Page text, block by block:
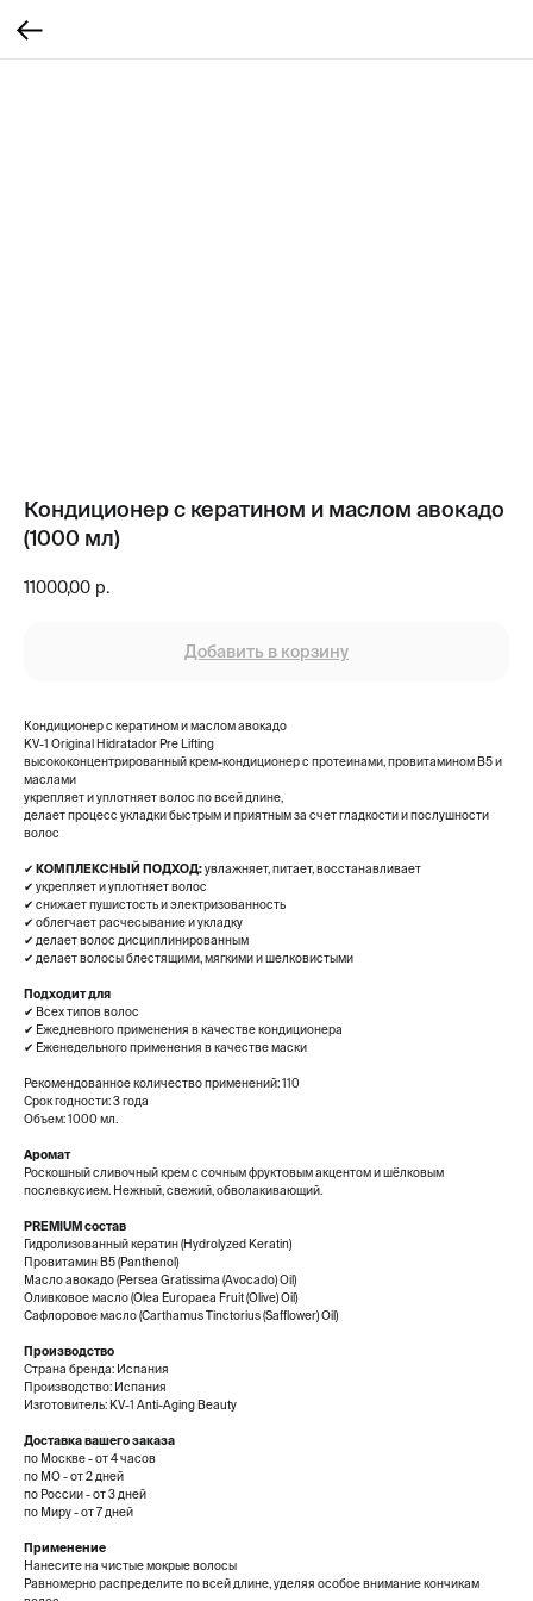
Кондиционер с кератином и маслом авокадо
(1000 мл)
11000,00 р.
Добавить в корзину
Кондиционер с кератином и маслом авокадо
KV-1 Original Hidratador Pre Lifting
высококонцентрированный крем-кондиционер с протеинами, провитамином B5 и
маслами
укрепляет и уплотняет волос по всей длине,
делает процесс укладки быстрым и приятным за счет гладкости и послушности
волос
✔ КОМПЛЕКСНЫЙ ПОДХОД:увлажняет, питает, восстанавливает
✔ укрепляет и уплотняет волос
✔ снижает пушистость и электризованность
✔ облегчает расчесывание и укладку
✔ делает волос дисциплинированным
✔ делает волосы блестящими, мягкими и шелковистыми
Подходит для
✔ Всех типов волос
✔ Ежедневного применения в качестве кондиционера
✔ Еженедельного применения в качестве маски
Рекомендованное количество применений: 110
Срок годности: 3 года
Объем: 1000 мл.
Аромат
Роскошный сливочный крем с сочным фруктовым акцентом и шёлковым
послевкусием. Нежный, свежий, обволакивающий.
PREMIUM состав
Гидролизованный кератин (Hydrolyzed Keratin)
Провитамин B5 (Panthenol)
Масло авокадо (Persea Gratissima (Avocado) Oil)
Оливковое масло (Olea Europaea Fruit (Olive) Oil)
Сафлоровое масло (Carthamus Tinctorius (Safflower) Oil)
Производство
Страна бренда: Испания
Производство: Испания
Изготовитель: KV-1 Anti-Aging Beauty
Доставка вашего заказа
по Москве - от 4 часов
по МО - от 2 дней
по России - от 3 дней
по Миру - от 7 дней
Применение
Нанесите на чистые мокрые волосы
Равномерно распределите по всей длине, уделяя особое внимание кончикам